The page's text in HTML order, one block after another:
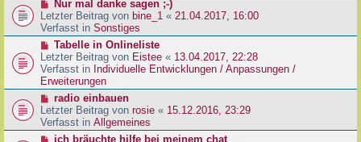
g
t
r
a
g
r
B
e
t
r
a
g
N
e
u
e
r
B
e
i
r
a
g
Nur mal danke sagen ;-)
Letzter Beitrag von bine_1 « 21.04.2017, 16:00
Verfasst in Sonstiges
N
e
u
e
r
B
e
i
Tabelle in Onlineliste
Letzter Beitrag von Eistee « 13.04.2017, 22:28
Verfasst in Individuelle Entwicklungen / Anpassungen /
Erweiterungen
N
e
u
e
radio einbauen
Letzter Beitrag von rosie « 15.12.2016, 23:29
Verfasst in Allgemeines
Nich bräuchte hilfe bei meinem chat